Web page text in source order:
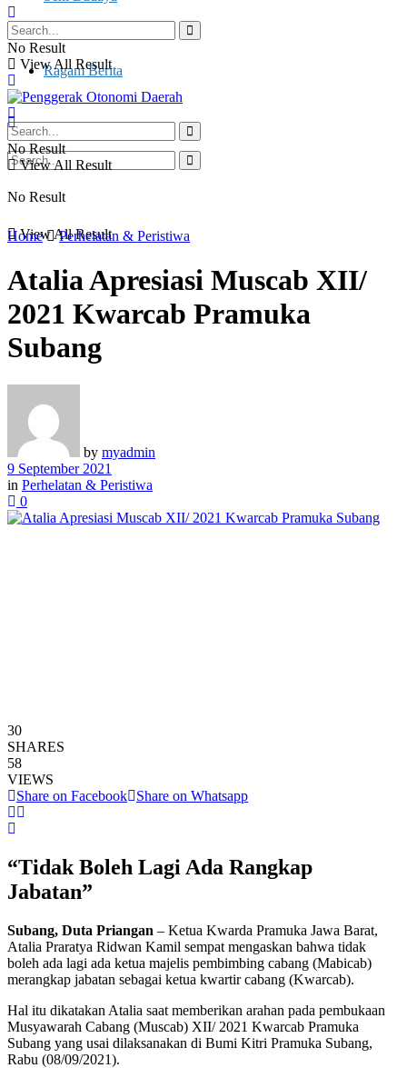
Otonomi Daerah
Ragam Berita
No Result
View All Result
No Result
View All Result
No Result
View All Result
Home Perhelatan & Peristiwa
Atalia Apresiasi Muscab XII/
2021 Kwarcab Pramuka
Subang
by myadmin
9 September 2021
in Perhelatan & Peristiwa
0
30
SHARES
58
VIEWS
Share on Facebook
Share on Whatsapp
“Tidak Boleh Lagi Ada Rangkap
Jabatan”
Subang, Duta Priangan – Ketua Kwarda Pramuka Jawa Barat,
Atalia Praratya Ridwan Kamil sempat mengaskan bahwa tidak
boleh ada lagi ada ketua majelis pembimbing cabang (Mabicab)
merangkap jabatan sebagai ketua kwartir cabang (Kwarcab).
Hal itu dikatakan Atalia saat memberikan arahan pada pembukaan
Musyawarah Cabang (Muscab) XII/ 2021 Kwarcab Pramuka
Subang yang usai dilaksanakan di Bumi Kitri Pramuka Subang,
Rabu (08/09/2021).